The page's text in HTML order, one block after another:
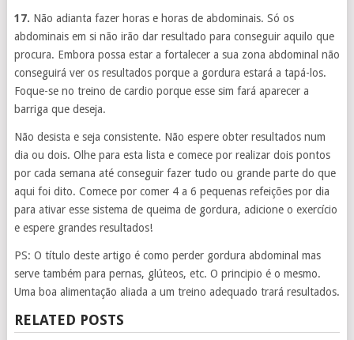
17. Não adianta fazer horas e horas de abdominais. Só os
abdominais em si não irão dar resultado para conseguir aquilo que
procura. Embora possa estar a fortalecer a sua zona abdominal não
conseguirá ver os resultados porque a gordura estará a tapá-los.
Foque-se no treino de cardio porque esse sim fará aparecer a
barriga que deseja.
Não desista e seja consistente. Não espere obter resultados num
dia ou dois. Olhe para esta lista e comece por realizar dois pontos
por cada semana até conseguir fazer tudo ou grande parte do que
aqui foi dito. Comece por comer 4 a 6 pequenas refeições por dia
para ativar esse sistema de queima de gordura, adicione o exercício
e espere grandes resultados!
PS: O título deste artigo é como perder gordura abdominal mas
serve também para pernas, glúteos, etc. O principio é o mesmo.
Uma boa alimentação aliada a um treino adequado trará resultados.
RELATED POSTS